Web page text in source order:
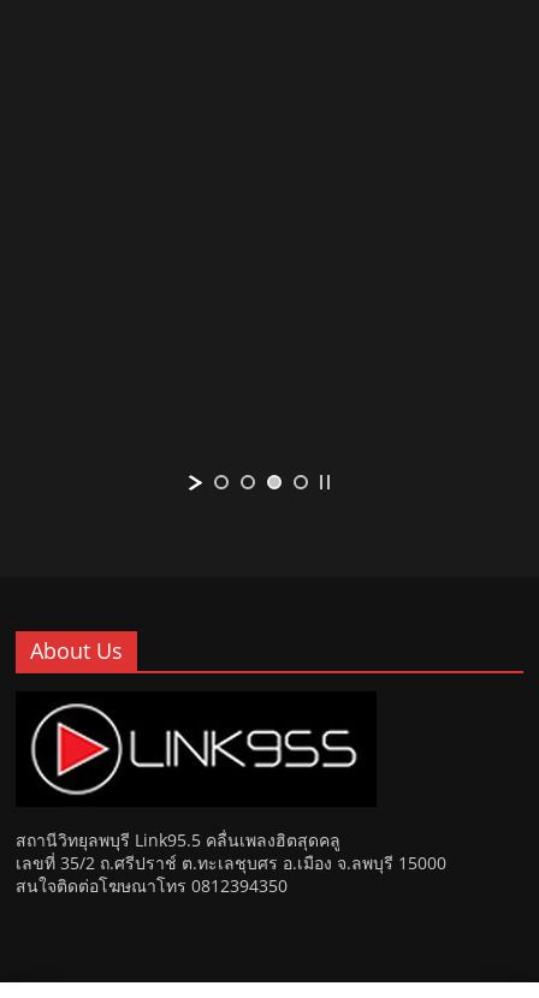
About Us
สถานีวิทยุลพบุรี Link95.5 คลื่นเพลงฮิตสุดคลู
เลขที่ 35/2 ถ.ศรีปราช์ ต.ทะเลชุบศร อ.เมือง จ.ลพบุรี 15000
สนใจติดต่อโฆษณาโทร 0812394350